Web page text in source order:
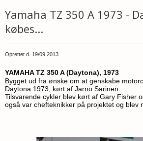
Yamaha TZ 350 A 1973 -
købes...
Oprettet d. 19/09 2013
YAMAHA TZ 350 A (Daytona), 1973
Bygget ud fra ønske om at genskabe
Daytona 1973, kørt af Jarno Sarinen.
Tilsvarende cykler blev kørt af Gary Fisher
også var chefteknikker på projektet og blev